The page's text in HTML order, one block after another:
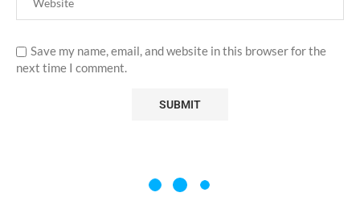
Save my name, email, and website in this browser for the
next time I comment.